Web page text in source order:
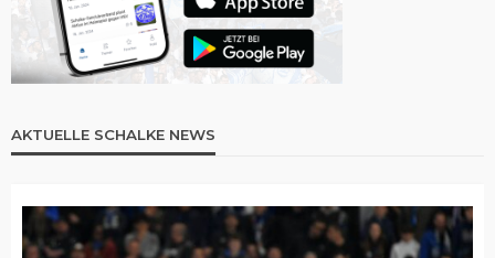
AKTUELLE SCHALKE NEWS